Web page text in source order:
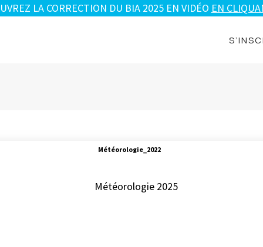
LA CORRECTION DU BIA 2025 EN VIDÉO EN
Météorologie_2022